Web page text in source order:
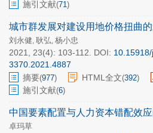
施引文献(71)
城市群发展对建设用地价格扭曲
刘永健, 耿弘, 杨小忠
2021, 23(4): 103-112. DOI:
3370.2021.4887
摘要(977) HTML全文(392)
施引文献(6)
中国要素配置与人力资本错配效
卓玛草